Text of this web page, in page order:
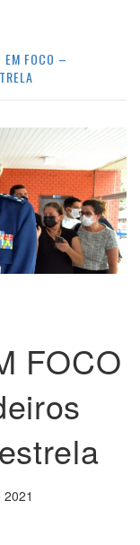
EM FOCO –
FOCO